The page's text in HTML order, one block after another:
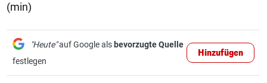
(min)
"Heute"auf Google als bevorzugte Quelle
festlegen
Hinzufügen